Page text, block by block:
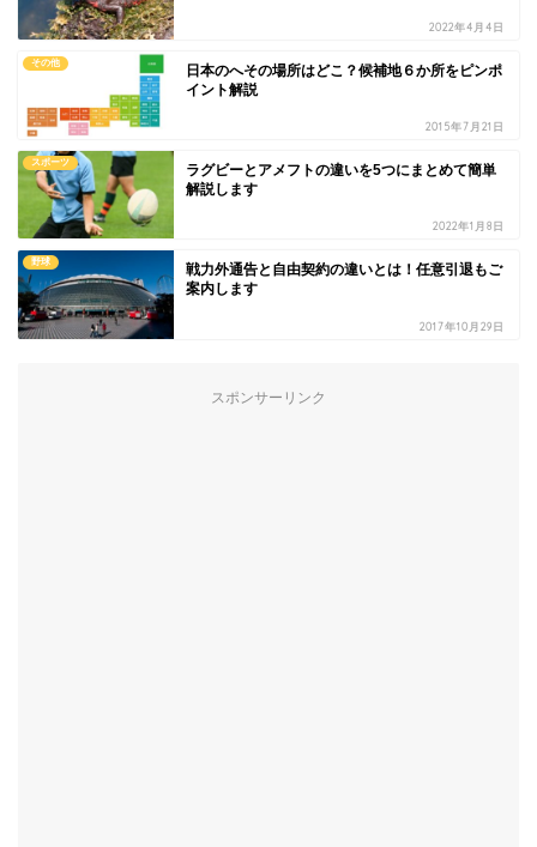
2022年4月4日
その他
日本のへその場所はどこ？候補地６か所をピンポ
イント解説
2015年7月21日
スポーツ
ラグビーとアメフトの違いを5つにまとめて簡単
解説します
2022年1月8日
野球
戦力外通告と自由契約の違いとは！任意引退もご
案内します
2017年10月29日
スポンサーリンク